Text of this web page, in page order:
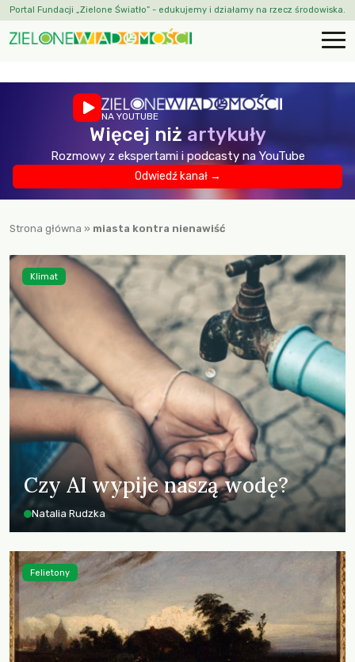
Portal Fundacji „Zielone Światło” - edukujemy i działamy na rzecz środowiska.
NA YOUTUBE
Więcej niż artykuły
Rozmowy z ekspertami i podcasty na YouTube
Odwiedź kanał →
Strona główna » miasta kontra nienawiść
Czy AI wypije naszą wodę?
Natalia Rudzka
Klimat
Felietony